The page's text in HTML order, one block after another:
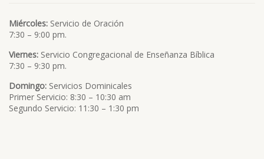
Miércoles: Servicio de Oración
7:30 – 9:00 pm.
Viernes: Servicio Congregacional de Enseñanza Bíblica
7:30 – 9:30 pm.
Domingo: Servicios Dominicales
Primer Servicio: 8:30 – 10:30 am
Segundo Servicio: 11:30 – 1:30 pm